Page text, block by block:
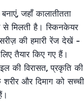
जहाँ कालातीतता
से मिलती है। स्किनकेयर
की हमारी रेंज देखें -
तैयार किए गए हैं।
की विरासत, प्रकृति की
और दिमाग को सच्ची